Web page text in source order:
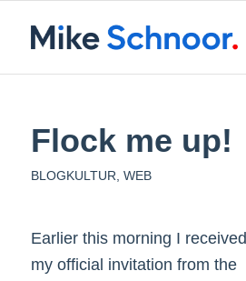
Flock me up!
BLOGKULTUR WEB
Earlier this morning I received
my official invitation from the